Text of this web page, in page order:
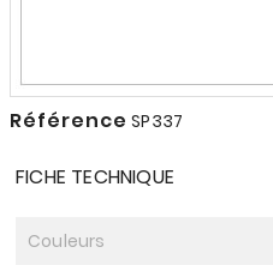
Référence SP337
FICHE TECHNIQUE
Couleurs